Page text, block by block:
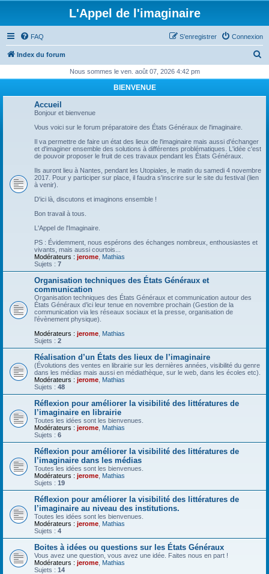
L'Appel de l'imaginaire
FAQ Connexion
S’enregistrer
Index du forum
h
Nous sommes le ven. août 07, 2026 4:42 pm
BIENVENUE
Accueil
Bonjour et bienvenue
Vous voici sur le forum préparatoire des États Généraux de l'imaginaire.
Il va permettre de faire un état des lieux de l'imaginaire mais aussi d'échanger
et d'imaginer ensemble des solutions à différentes problématiques. L'idée c'est
de pouvoir proposer le fruit de ces travaux pendant les États Généraux.
Ils auront lieu à Nantes, pendant les Utopiales, le matin du samedi 4 novembre
2017. Pour y participer sur place, il faudra s'inscrire sur le site du festival (lien
à venir).
D'ici là, discutons et imaginons ensemble !
Bon travail à tous.
L'Appel de l'Imaginaire.
PS : Évidemment, nous espérons des échanges nombreux, enthousiastes et
vivants, mais aussi courtois...
Modérateurs : jerome Mathias
Sujets : 7
Organisation techniques des États Généraux et
communication
Organisation techniques des États Généraux et communication autour des
États Généraux d’ici leur tenue en novembre prochain (Gestion de la
communication via les réseaux sociaux et la presse, organisation de
l’évènement physique).
Modérateurs : jerome Mathias
Sujets : 2
Réalisation d’un États des lieux de l’imaginaire
(Évolutions des ventes en librairie sur les dernières années, visibilité du genre
dans les médias mais aussi en médiathèque, sur le web, dans les écoles etc).
Modérateurs : jerome Mathias
Sujets : 48
Réflexion pour améliorer la visibilité des littératures de
l’imaginaire en librairie
Toutes les idées sont les bienvenues.
Modérateurs : jerome Mathias
Sujets : 6
Réflexion pour améliorer la visibilité des littératures de
l’imaginaire dans les médias
Toutes les idées sont les bienvenues.
Modérateurs : jerome Mathias
Sujets : 19
Réflexion pour améliorer la visibilité des littératures de
l’imaginaire au niveau des institutions.
Toutes les idées sont les bienvenues.
Modérateurs : jerome Mathias
Sujets : 4
Boites à idées ou questions sur les États Généraux
Vous avez une question, vous avez une idée. Faites nous en part !
Modérateurs : jerome Mathias
Sujets : 14